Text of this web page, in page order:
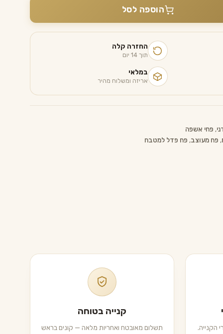
הוספה לסל
החזרה קלה
תוך 14 יום
במלאי
אריזה ומשלוח מהיר
, פחי אשפה
, פח מעוצב, פח פדל למטבח
הקנייה.
קנייה בטוחה
תשלום מאובטח ואחריות מלאה — קונים בראש